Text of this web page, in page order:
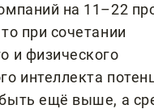
на 11–22
при сочетании
и физического
интеллекта
ещё выше, а